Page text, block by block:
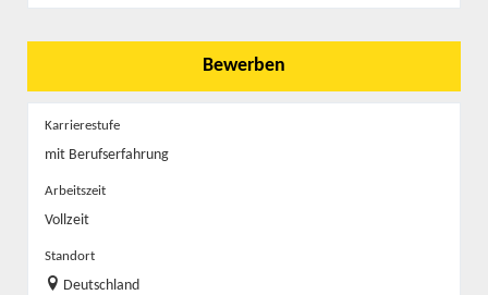
Bewerben
Karrierestufe
mit Berufserfahrung
Arbeitszeit
Vollzeit
Standort
Deutschland